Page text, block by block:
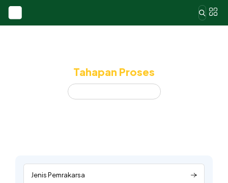
Tahapan Proses
Jenis Pemrakarsa